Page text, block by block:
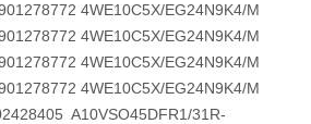
4WE10C5X/EG24N9K4/M
4WE10C5X/EG24N9K4/M
4WE10C5X/EG24N9K4/M
4WE10C5X/EG24N9K4/M
A10VSO45DFR1/31R-